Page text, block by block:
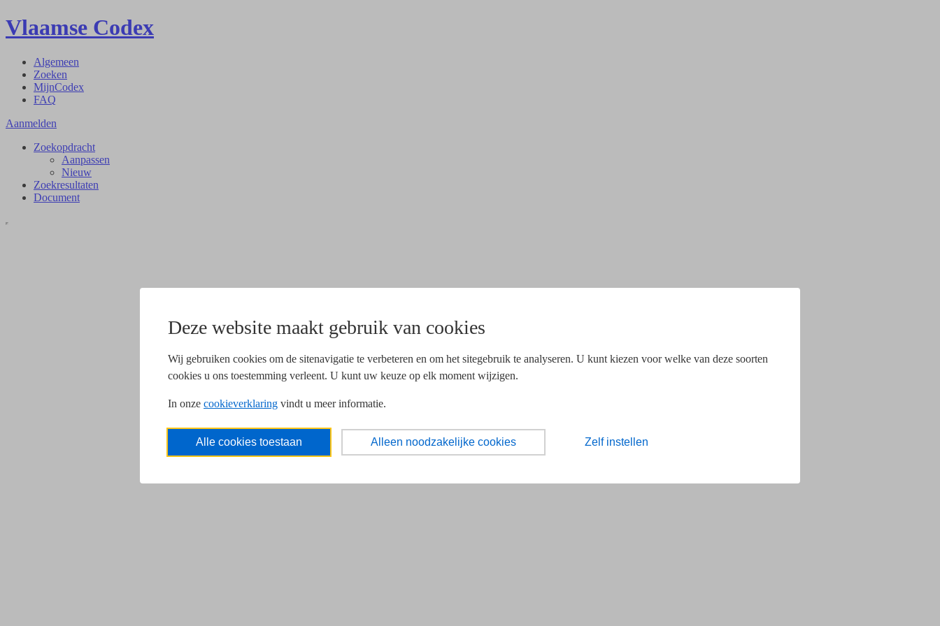
Deze website maakt gebruik van cookies
Wij gebruiken cookies om de sitenavigatie te verbeteren en om het sitegebruik te analyseren. U kunt kiezen voor welke van deze soorten
cookies u ons toestemming verleent. U kunt uw keuze op elk moment wijzigen.
In onze cookieverklaring vindt u meer informatie.
Alle cookies toestaan Alleen noodzakelijke cookies Zelf instellen
Vlaamse Codex
Algemeen
Zoeken
MijnCodex
FAQ
Aanmelden
Zoekopdracht
Aanpassen
Nieuw
Zoekresultaten
Document